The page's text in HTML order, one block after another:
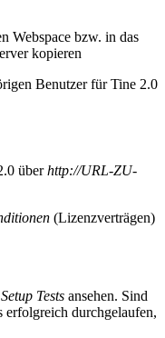
Webspace bzw. in das
kopieren
Benutzer für Tine 2.0
überhttp://URL-ZU-
(Lizenzverträgen)
Setup Tests ansehen. Sind
erfolgreich durchgelaufen,